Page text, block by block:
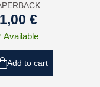
€
Available
Add to cart